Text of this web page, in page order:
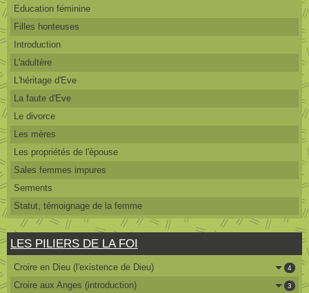
Education féminine
Filles honteuses
Introduction
L'adultère
L'héritage d'Eve
La faute d'Eve
Le divorce
Les mères
Les propriétés de l'épouse
Sales femmes impures
Serments
Statut, témoignage de la femme
LES PILIERS DE LA FOI
Croire en Dieu (l'existence de Dieu) 4
Croire aux Anges (introduction) 3